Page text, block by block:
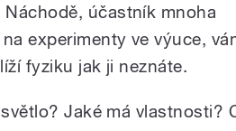
účastník mnoha
experimenty ve výuce,
fyziku jak ji neznáte.
Jaké má vlastnosti?